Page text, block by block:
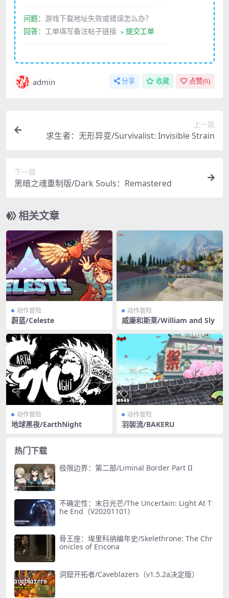
问题： 游戏下载地址失效或错误怎么办？
回答： 工单填写备注帖子链接 ﹥提交工单
admin 分享 收藏 点赞(0)
上一篇
求生者：无形异变/Survivalist: Invisible Strain
下一篇
黑暗之魂重制版/Dark Souls：Remastered
相关文章
动作冒险
蔚蓝/Celeste
动作冒险
威廉和斯莱/William and Sly
动作冒险
地球黑夜/EarthNight
动作冒险
羽袈流/BAKERU
热门下载
极限边界：第二部/Liminal Border Part II
不确定性：末日光芒/The Uncertain: Light At T
he End（V20201101）
骨王座：埃里科纳编年史/Skelethrone: The Chr
onicles of Ericona
洞窟开拓者/Caveblazers（v1.5.2a决定版）